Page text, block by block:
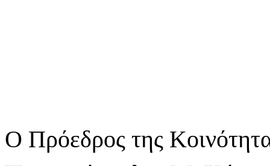
Ο Πρόεδρος της